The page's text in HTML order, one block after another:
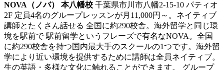
NOVA（ノバ） 本八幡校 千葉県市川市八幡2-15-10 パティオ
2F 定員4名のグループレッスンが月11,000円～。ネイティブ
講師とたくさん話せる 全国に約290校舎。海外留学と同じ環
境を駅前で 駅前留学というフレーズで有名なNOVA。全国
に約290校舎を持つ国内最大手のスクールの1つです。海外留
学により近い環境を提供するために講師は全員ネイティブ。
生の英語・多様な文化に触れることができます。 グループ